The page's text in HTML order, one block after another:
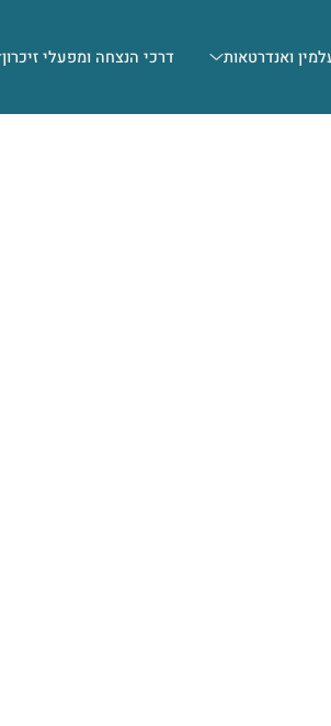
ואנדרטאות דרכי הנצחה ומפעלי זיכרון